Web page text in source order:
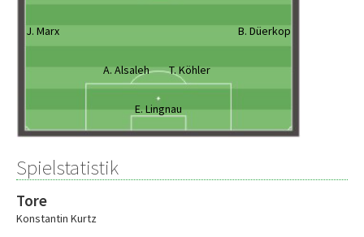
J. Marx B. Düerkop
A. Alsaleh T. Köhler
E. Lingnau
Spielstatistik
Tore
Konstantin Kurtz